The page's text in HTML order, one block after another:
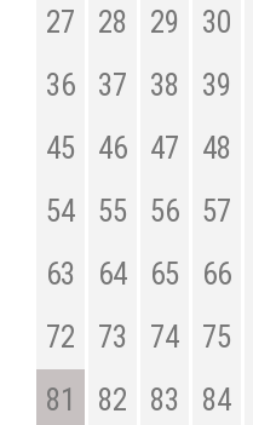
27
28 29 30
36
37 38 39
45
46 47 48
54
55 56 57
63
64 65 66
72
73 74 75
81
82 83 84